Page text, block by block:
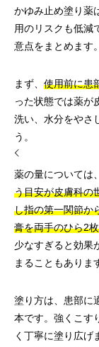
かゆみ止め塗り薬
用のリスクも低減
意点をまとめます。
まず、 使用前に患
った状態では薬が
洗い、水分をやさ
う。
薬の量については、
う目安が皮膚科の
し指の第一関節か
膏を両手のひら2
少なすぎると効果
まることもありま
塗り方は、患部に
本です。強くこす
く丁寧に塗り広げ